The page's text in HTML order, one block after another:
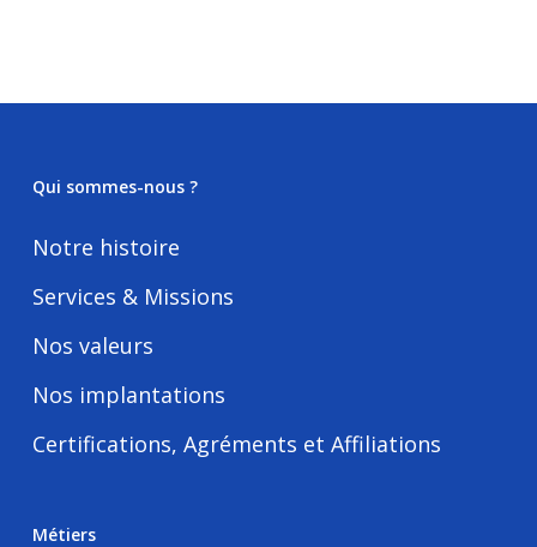
Qui sommes-nous ?
Notre histoire
Services & Missions
Nos valeurs
Nos implantations
Certifications, Agréments et Affiliations
Métiers